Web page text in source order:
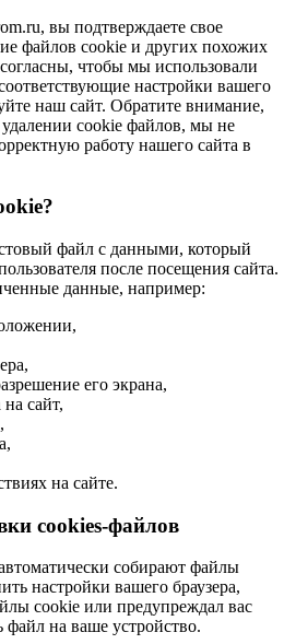
вы подтверждаете свое
файлов cookie и других похожих
чтобы мы использовали
настройки вашего
наш сайт. Обратите внимание,
cookie файлов, мы не
работу нашего сайта в
файл с данными, который
после посещения сайта.
данные, например:
его экрана,
сайт,
на сайте.
cookies-файлов
собирают файлы
настройки вашего браузера,
cookie или предупреждал вас
файл на ваше устройство.